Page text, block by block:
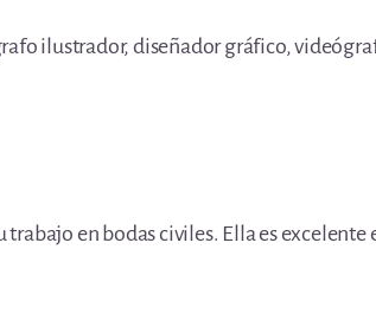
ilustrador, diseñador gráfico,
en bodas civiles. Ella es